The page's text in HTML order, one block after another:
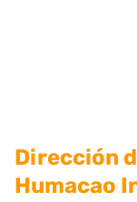
Dirección
Humacao